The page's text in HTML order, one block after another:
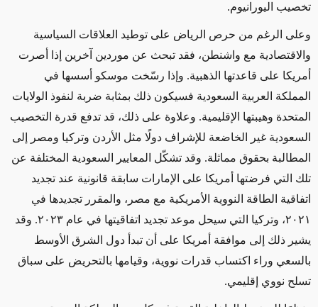
تخصيب اليورانيوم.
وعلى الرغم من حرص الرياض على توطيد العلاقات السياسية
والاقتصادية مع واشنطن، فقد تبحث عن موردين آخرين إذا أصرت
أمريكا على قاعدتها الذهبية. وإذا رسّخت موسكو أسسها في
المملكة العربية السعودية فسيكون ذلك بمثابة ضربة لنفوذ الولايات
المتحدة وهيبتها الإقليمية. وعلاوة على ذلك، قد تدفع قدرة التخصيب
السعودية غير الخاضعة للإشراف دولًا مثل الأردن وتركيا ومصر إلى
المطالبة بحقوق مماثلة. وقد تشكّل المعايير السعودية المختلفة عن
تلك التي فرضتها أمريكا على الإمارات سابقة قانونية عند تجديد
اتفاقية الطاقة النووية الأمريكية مع مصر، والمقرر تجديدها في
٢٠٢١، وتركيا التي سيحل موعد تجديد اتفاقيتها في عام ٢٠٢٣. وقد
يشير ذلك إلى موافقة أمريكا على أن تبدأ دول الشرق الأوسط
بالسعي وراء اكتساب قدرات نووية، وقيامها بالتحريض على سباق
تسلح نووي إقليمي.